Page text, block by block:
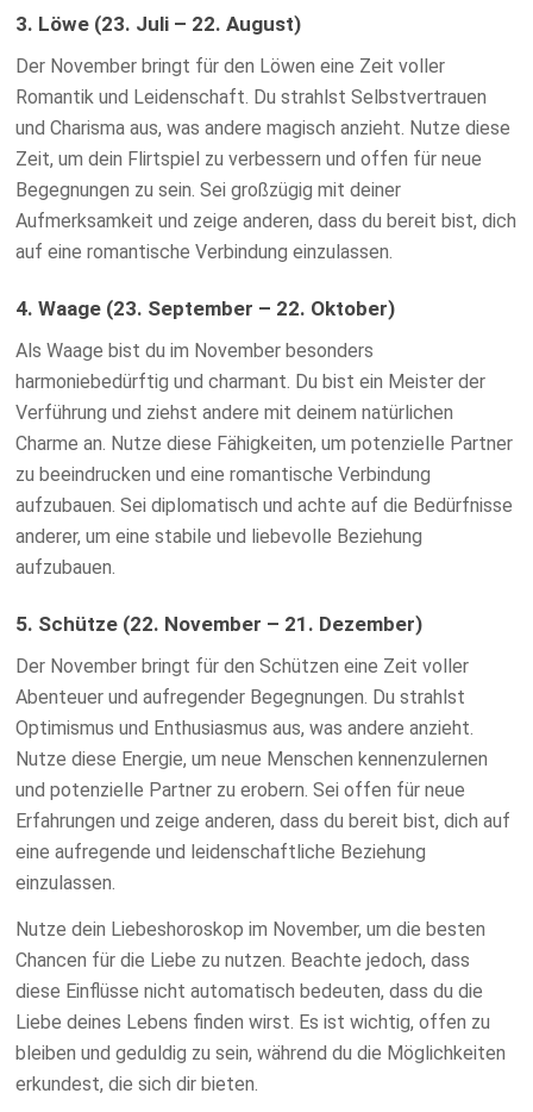
3. Löwe (23. Juli – 22. August)
Der November bringt für den Löwen eine Zeit voller
Romantik und Leidenschaft. Du strahlst Selbstvertrauen
und Charisma aus, was andere magisch anzieht. Nutze diese
Zeit, um dein Flirtspiel zu verbessern und offen für neue
Begegnungen zu sein. Sei großzügig mit deiner
Aufmerksamkeit und zeige anderen, dass du bereit bist, dich
auf eine romantische Verbindung einzulassen.
4. Waage (23. September – 22. Oktober)
Als Waage bist du im November besonders
harmoniebedürftig und charmant. Du bist ein Meister der
Verführung und ziehst andere mit deinem natürlichen
Charme an. Nutze diese Fähigkeiten, um potenzielle Partner
zu beeindrucken und eine romantische Verbindung
aufzubauen. Sei diplomatisch und achte auf die Bedürfnisse
anderer, um eine stabile und liebevolle Beziehung
aufzubauen.
5. Schütze (22. November – 21. Dezember)
Der November bringt für den Schützen eine Zeit voller
Abenteuer und aufregender Begegnungen. Du strahlst
Optimismus und Enthusiasmus aus, was andere anzieht.
Nutze diese Energie, um neue Menschen kennenzulernen
und potenzielle Partner zu erobern. Sei offen für neue
Erfahrungen und zeige anderen, dass du bereit bist, dich auf
eine aufregende und leidenschaftliche Beziehung
einzulassen.
Nutze dein Liebeshoroskop im November, um die besten
Chancen für die Liebe zu nutzen. Beachte jedoch, dass
diese Einflüsse nicht automatisch bedeuten, dass du die
Liebe deines Lebens finden wirst. Es ist wichtig, offen zu
bleiben und geduldig zu sein, während du die Möglichkeiten
erkundest, die sich dir bieten.